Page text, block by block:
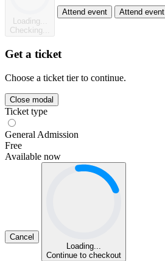
Loading...
Checking...
Attend event Attend event
Get a ticket
Choose a ticket tier to continue.
Close modal
Ticket type
General Admission
Free
Available now
Cancel
Loading...
Continue to checkout